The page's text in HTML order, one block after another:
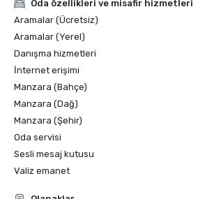
Oda özellikleri ve misafir hizmetleri
Aramalar (Ücretsiz)
Aramalar (Yerel)
Danışma hizmetleri
İnternet erişimi
Manzara (Bahçe)
Manzara (Dağ)
Manzara (Şehir)
Oda servisi
Sesli mesaj kutusu
Valiz emanet